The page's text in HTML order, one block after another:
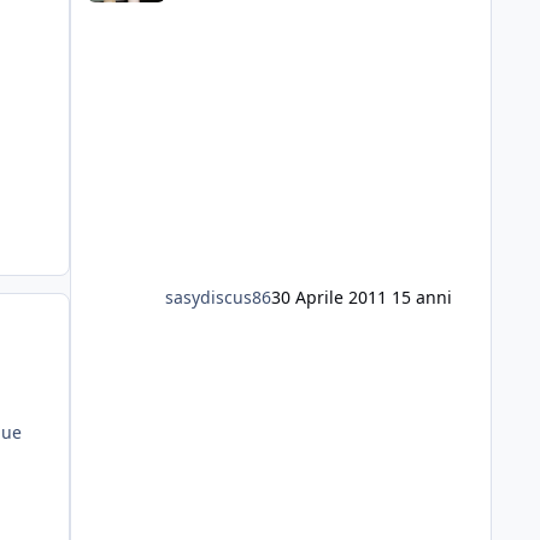
sasydiscus8630 Aprile 2011 15 anni